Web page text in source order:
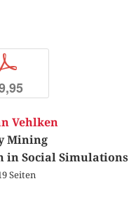
Vehlken
Mining
in Social Simulations
Seiten